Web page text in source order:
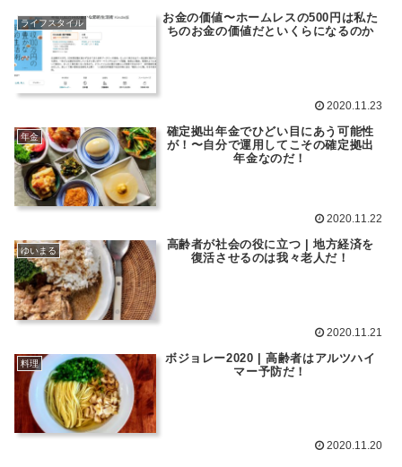
ライフスタイル
お金の価値〜ホームレスの500円は私た
ちのお金の価値だといくらになるのか
2020.11.23
年金
確定拠出年金でひどい目にあう可能性
が！〜自分で運用してこその確定拠出
年金なのだ！
2020.11.22
ゆいまる
高齢者が社会の役に立つ | 地方経済を
復活させるのは我々老人だ！
2020.11.21
料理
ボジョレー2020 | 高齢者はアルツハイ
マー予防だ！
2020.11.20